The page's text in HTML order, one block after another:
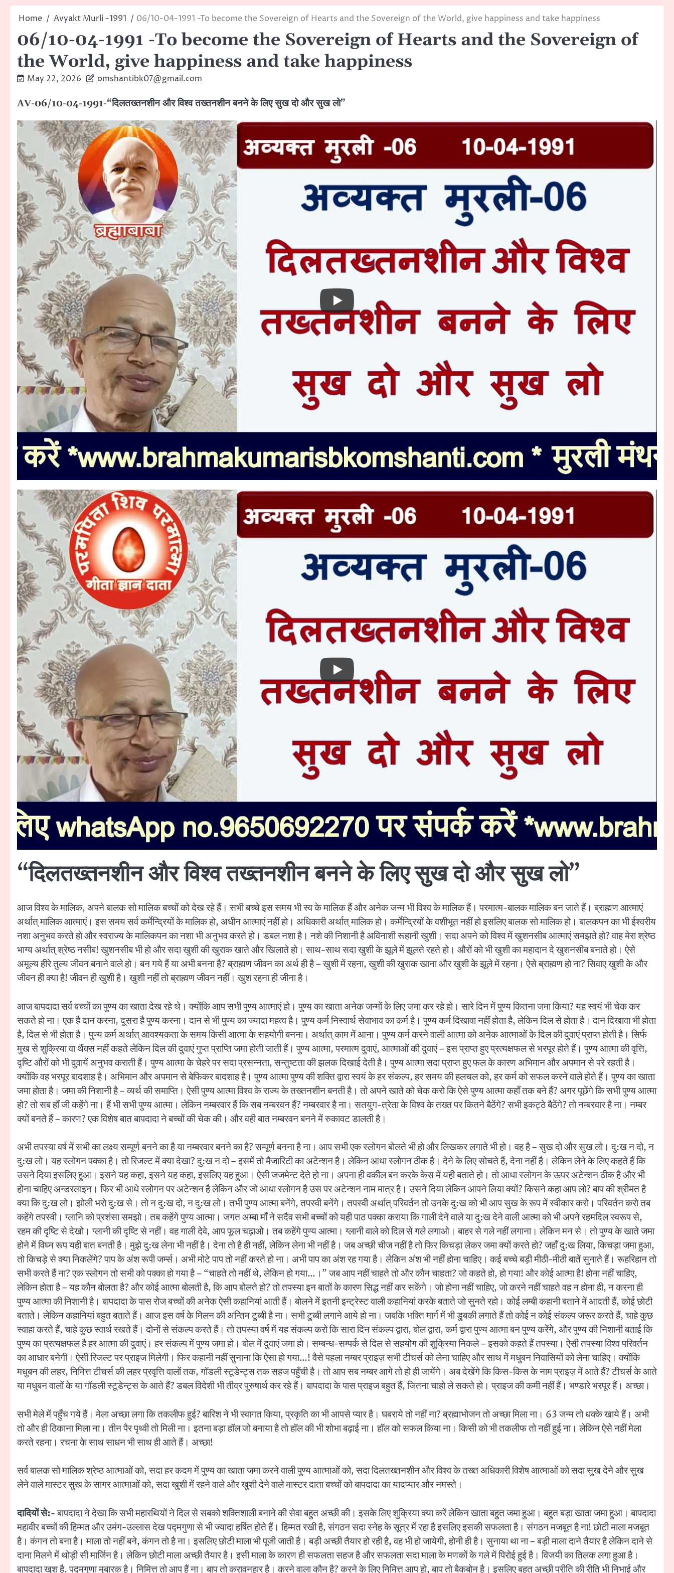
Home Avyakt Murli -1991 06/10-04-1991 -To become the Sovereign of Hearts and the Sovereign of the World, give happiness and take happiness
06/10-04-1991 -To become the Sovereign of Hearts and the Sovereign of
the World, give happiness and take happiness
May 22, 2026 omshantibk07@gmail.com
AV-06/10-04-1991-“दिलतख्तनशीन और विश्व तख्तनशीन बनने के लिए सुख दो और सुख लो”
“दिलतख्तनशीन और विश्व तख्तनशीन बनने के लिए सुख दो और सुख लो”
आज विश्व के मालिक, अपने बालक सो मालिक बच्चों को देख रहे हैं। सभी बच्चे इस समय भी स्व के मालिक हैं और अनेक जन्म भी विश्व के मालिक हैं। परमात्म-बालक मालिक बन जाते हैं। ब्राह्मण आत्माएं
अर्थात् मालिक आत्माएं। इस समय सर्व कर्मेन्द्रियों के मालिक हो, अधीन आत्माएं नहीं हो। अधिकारी अर्थात् मालिक हो। कर्मेन्द्रियों के वशीभूत नहीं हो इसलिए बालक सो मालिक हो। बालकपन का भी ईश्वरीय
नशा अनुभव करते हो और स्वराज्य के मालिकपन का नशा भी अनुभव करते हो। डबल नशा है। नशे की निशानी है अविनाशी रूहानी खुशी। सदा अपने को विश्व में खुशनसीब आत्माएं समझते हो? वाह मेरा श्रेष्ठ
भाग्य अर्थात् श्रेष्ठ नसीब! खुशनसीब भी हो और सदा खुशी की खुराक खाते और खिलाते हो। साथ-साथ सदा खुशी के झूले में झूलते रहते हो। औरों को भी खुशी का महादान दे खुशनसीब बनाते हो। ऐसे
अमूल्य हीरे तुल्य जीवन बनाने वाले हो। बन गये हैं या अभी बनना है? ब्राह्मण जीवन का अर्थ ही है – खुशी में रहना, खुशी की खुराक खाना और खुशी के झूले में रहना। ऐसे ब्राह्मण हो ना? सिवाए खुशी के और
जीवन ही क्या है! जीवन ही खुशी है। खुशी नहीं तो ब्राह्मण जीवन नहीं। खुश रहना ही जीना है।
आज बापदादा सर्व बच्चों का पुण्य का खाता देख रहे थे। क्योंकि आप सभी पुण्य आत्माएं हो। पुण्य का खाता अनेक जन्मों के लिए जमा कर रहे हो। सारे दिन में पुण्य कितना जमा किया? यह स्वयं भी चेक कर
सकते हो ना। एक है दान करना, दूसरा है पुण्य करना। दान से भी पुण्य का ज्यादा महत्व है। पुण्य कर्म निस्वार्थ सेवाभाव का कर्म है। पुण्य कर्म दिखावा नहीं होता है, लेकिन दिल से होता है। दान दिखावा भी होता
है, दिल से भी होता है। पुण्य कर्म अर्थात् आवश्यकता के समय किसी आत्मा के सहयोगी बनना। अर्थात् काम में आना। पुण्य कर्म करने वाली आत्मा को अनेक आत्माओं के दिल की दुवाएं प्राप्त होती है। सिर्फ
मुख से शुक्रिया वा थैंक्स नहीं कहते लेकिन दिल की दुवाएं गुप्त प्राप्ति जमा होती जाती हैं। पुण्य आत्मा, परमात्म दुवाएं, आत्माओं की दुवाएं – इस प्राप्त हुए प्रत्यक्षफल से भरपूर होते हैं। पुण्य आत्मा की वृत्ति,
दृष्टि औरों को भी दुवायें अनुभव कराती हैं। पुण्य आत्मा के चेहरे पर सदा प्रसन्नता, सन्तुष्टता की झलक दिखाई देती है। पुण्य आत्मा सदा प्राप्त हुए फल के कारण अभिमान और अपमान से परे रहती है।
क्योंकि वह भरपूर बादशाह है। अभिमान और अपमान से बेफिकर बादशाह है। पुण्य आत्मा पुण्य की शक्ति द्वारा स्वयं के हर संकल्प, हर समय की हलचल को, हर कर्म को सफल करने वाले होते हैं। पुण्य का खाता
जमा होता है। जमा की निशानी है – व्यर्थ की समाप्ति। ऐसी पुण्य आत्मा विश्व के राज्य के तख्तनशीन बनती है। तो अपने खाते को चेक करो कि ऐसे पुण्य आत्मा कहाँ तक बने हैं? अगर पूछेंगे कि सभी पुण्य आत्मा
हो? तो सब हाँ जी कहेंगे ना। हैं भी सभी पुण्य आत्मा। लेकिन नम्बरवार हैं कि सब नम्बरवन हैं? नम्बरवार है ना। सतयुग-त्रेता के विश्व के तख्त पर कितने बैठेंगे? सभी इकट्ठे बैठेंगे? तो नम्बरवार है ना। नम्बर
क्यों बनते हैं – कारण? एक विशेष बात बापदादा ने बच्चों की चेक की। और वही बात नम्बरवन बनने में रुकावट डालती है।
अभी तपस्या वर्ष में सभी का लक्ष्य सम्पूर्ण बनने का है या नम्बरवार बनने का है? सम्पूर्ण बनना है ना। आप सभी एक स्लोगन बोलते भी हो और लिखकर लगाते भी हो। वह है – सुख दो और सुख लो। दु:ख न दो, न
दु:ख लो। यह स्लोगन पक्का है। तो रिजल्ट में क्या देखा? दु:ख न दो – इसमें तो मैजारिटी का अटेन्शन है। लेकिन आधा स्लोगन ठीक है। देने के लिए सोचते हैं, देना नहीं है। लेकिन लेने के लिए कहते हैं कि
उसने दिया इसलिए हुआ। इसने यह कहा, इसने यह कहा, इसलिए यह हुआ। ऐसी जजमेन्ट देते हो ना। अपना ही वकील बन करके केस में यही बताते हो। तो आधा स्लोगन के ऊपर अटेन्शन ठीक है और भी
होना चाहिए अन्डरलाइन। फिर भी आधे स्लोगन पर अटेन्शन है लेकिन और जो आधा स्लोगन है उस पर अटेन्शन नाम मात्र है। उसने दिया लेकिन आपने लिया क्यों? किसने कहा आप लो? बाप की श्रीमत है
क्या कि दु:ख लो। झोली भरो दु:ख से। तो न दु:ख दो, न दु:ख लो। तभी पुण्य आत्मा बनेंगे, तपस्वी बनेंगे। तपस्वी अर्थात् परिवर्तन तो उनके दु:ख को भी आप सुख के रूप में स्वीकार करो। परिवर्तन करो तब
कहेंगे तपस्वी। ग्लानि को प्रशंसा समझो। तब कहेंगे पुण्य आत्मा। जगत अम्बा माँ ने सदैव सभी बच्चों को यही पाठ पक्का कराया कि गाली देने वाले या दु:ख देने वाली आत्मा को भी अपने रहमदिल स्वरूप से,
रहम की दृष्टि से देखो। ग्लानी की दृष्टि से नहीं। वह गाली देवे, आप फूल चढ़ाओ। तब कहेंगे पुण्य आत्मा। ग्लानी वाले को दिल से गले लगाओ। बाहर से गले नहीं लगाना। लेकिन मन से। तो पुण्य के खाते जमा
होने में विघ्न रूप यही बात बनती है। मुझे दु:ख लेना भी नहीं है। देना तो है ही नहीं, लेकिन लेना भी नहीं है। जब अच्छी चीज नहीं है तो फिर किचड़ा लेकर जमा क्यों करते हो? जहाँ दु:ख लिया, किचड़ा जमा हुआ,
तो किचड़े से क्या निकलेंगे? पाप के अंश रूपी जर्म्स। अभी मोटे पाप तो नहीं करते हो ना। अभी पाप का अंश रह गया है। लेकिन अंश भी नहीं होना चाहिए। कई बच्चे बड़ी मीठी-मीठी बातें सुनाते हैं। रूहरिहान तो
सभी करते हैं ना? एक स्लोगन तो सभी को पक्का हो गया है – “चाहते तो नहीं थे, लेकिन हो गया…।” जब आप नहीं चाहते तो और कौन चाहता? जो कहते हो, हो गया! और कोई आत्मा है! होना नहीं चाहिए,
लेकिन होता है – यह कौन बोलता है? और कोई आत्मा बोलती है, कि आप बोलते हो? तो तपस्या इन बातों के कारण सिद्ध नहीं कर सकेंगे। जो होना नहीं चाहिए, जो करने नहीं चाहते वह न होना ही, न करना ही
पुण्य आत्मा की निशानी है। बापदादा के पास रोज बच्चों की अनेक ऐसी कहानियां आती हैं। बोलने में इतनी इन्ट्रेस्ट वाली कहानियां करके बताते जो सुनते रहो। कोई लम्बी कहानी बताने में आदती हैं, कोई छोटी
बताते। लेकिन कहानियां बहुत बताते हैं। आज इस वर्ष के मिलन की अन्तिम टुब्बी है ना। सभी टुब्बी लगाने आये हो ना। जबकि भक्ति मार्ग में भी डुबकी लगाते हैं तो कोई न कोई संकल्प जरूर करते हैं, चाहे कुछ
स्वाहा करते हैं, चाहे कुछ स्वार्थ रखते हैं। दोनों से संकल्प करते हैं। तो तपस्या वर्ष में यह संकल्प करो कि सारा दिन संकल्प द्वारा, बोल द्वारा, कर्म द्वारा पुण्य आत्मा बन पुण्य करेंगे, और पुण्य की निशानी बताई कि
पुण्य का प्रत्यक्षफल है हर आत्मा की दुवाएं। हर संकल्प में पुण्य जमा हो। बोल में दुवाएं जमा हो। सम्बन्ध-सम्पर्क से दिल से सहयोग की शुक्रिया निकले – इसको कहते हैं तपस्या। ऐसी तपस्या विश्व परिवर्तन
का आधार बनेगी। ऐसी रिजल्ट पर प्राइज मिलेगी। फिर कहानी नहीं सुनाना कि ऐसा हो गया…! वैसे पहला नम्बर प्राइज़ सभी टीचर्स को लेना चाहिए और साथ में मधुबन निवासियों को लेना चाहिए। क्योंकि
मधुबन की लहर, निमित्त टीचर्स की लहर प्रवृत्ति वालों तक, गॉडली स्टूडेन्ट्स तक सहज पहुँची है। तो आप सब नम्बर आगे तो हो ही जायेंगे। अब देखेंगे कि किस-किस के नाम प्राइज़ में आते हैं? टीचर्स के आते
या मधुबन वालों के या गॉडली स्टूडेन्ट्स के आते हैं? डबल विदेशी भी तीव्र पुरुषार्थ कर रहे हैं। बापदादा के पास प्राइज बहुत हैं, जितना चाहो ले सकते हो। प्राइज की कमी नहीं हैं। भण्डारे भरपूर हैं। अच्छा।
सभी मेले में पहुँच गये हैं। मेला अच्छा लगा कि तकलीफ हुई? बारिश ने भी स्वागत किया, प्रकृति का भी आपसे प्यार है। घबराये तो नहीं ना? ब्रह्माभोजन तो अच्छा मिला ना। 63 जन्म तो धक्के खाये हैं। अभी
तो और ही ठिकाना मिला ना। तीन पैर पृथ्वी तो मिली ना। इतना बड़ा हॉल जो बनाया है तो हॉल की भी शोभा बढ़ाई ना। हॉल को सफल किया ना। किसी को भी तकलीफ तो नहीं हुई ना। लेकिन ऐसे नहीं मेला
करते रहना। रचना के साथ साधन भी साथ ही आते हैं। अच्छा!
सर्व बालक सो मालिक श्रेष्ठ आत्माओं को, सदा हर कदम में पुण्य का खाता जमा करने वाली पुण्य आत्माओं को, सदा दिलतख्तनशीन और विश्व के तख्त अधिकारी विशेष आत्माओं को सदा सुख देने और सुख
लेने वाले मास्टर सुख के सागर आत्माओं को, सदा खुशी में रहने वाले और खुशी देने वाले मास्टर दाता बच्चों को बापदादा का यादप्यार और नमस्ते।
दादियों से:-बापदादा ने देखा कि सभी महारथियों ने दिल से सबको शक्तिशाली बनाने की सेवा बहुत अच्छी की। इसके लिए शुक्रिया क्या करें लेकिन खाता बहुत जमा हुआ। बहुत बड़ा खाता जमा हुआ। बापदादा
महावीर बच्चों की हिम्मत और उमंग-उल्लास देख पद्मगुणा से भी ज्यादा हर्षित होते हैं। हिम्मत रखी है, संगठन सदा स्नेह के सूत्र में रहा है इसलिए इसकी सफलता है। संगठन मजबूत है ना! छोटी माला मजबूत
है। कंगन तो बना है। माला तो नहीं बने, कंगन तो है ना। इसलिए छोटी माला भी पूजी जाती है। बड़ी अच्छी तैयार हो रही है, वह भी हो जायेगी, होनी ही है। सुनाया था ना – बड़ी माला दाने तैयार है लेकिन दाने से
दाना मिलने में थोड़ी सी मार्जिन है। लेकिन छोटी माला अच्छी तैयार है। इसी माला के कारण ही सफलता सहज है और सफलता सदा माला के मणकों के गले में पिरोई हुई है। विजयी का तिलक लगा हुआ है।
बापदादा खुश है, पद्मगुणा मुबारक है। निमित्त तो आप हैं ना। बाप तो करावनहार है। करने वाला कौन है? करने के लिए निमित्त आप हो, बाप तो बैकबोन है। इसलिए बहुत अच्छी प्रीति की रीति भी निभाई और